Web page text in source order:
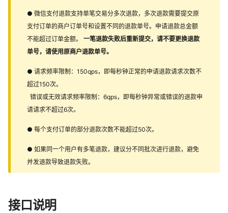
● 微信支付退款支持单笔交易分多次退款，多次退款需要提交原
支付订单的商户订单号和设置不同的退款单号。申请退款总金额
不能超过订单金额。 一笔退款失败后重新提交，请不要更换退款
单号，请使用原商户退款单号。
● 请求频率限制：150qps，即每秒钟正常的申请退款请求次数不
超过150次。
错误或无效请求频率限制：6qps，即每秒钟异常或错误的退款申
请请求不超过6次。
● 每个支付订单的部分退款次数不能超过50次。
● 如果同一个用户有多笔退款，建议分不同批次进行退款，避免
并发退款导致退款失败。
接口说明